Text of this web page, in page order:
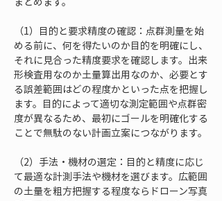
（1）目的と要求精度の確認：点群測量を始
める前に、何を得たいのか目的を明確にし、
それに見合った精度要求を確認します。出来
形検査用なのか土量算出用なのか、必要とす
る誤差範囲はどの程度かといった点を把握し
ます。目的によって適切な測定範囲や点群密
度が異なるため、最初にゴールを明確化する
ことで無駄のない計画立案につながります。
（2）手法・機材の選定：目的と精度に応じ
て最適な計測手法や機材を選びます。広範囲
の土量を粗方把握する程度ならドローン写真